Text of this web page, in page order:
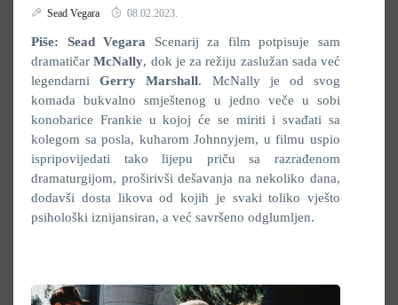
Sead Vegara 08.02.2023.
Piše: Sead Vegara Scenarij za film potpisuje sam
dramatičarMcNally, dok je za režiju zaslužan sada već
legendarniGerry Marshall. McNally je od svog
komada bukvalno smještenog u jedno veče u sobi
konobarice Frankie u kojoj će se miriti i svađati sa
kolegom sa posla, kuharom Johnnyjem, u filmu uspio
ispripovijedati tako lijepu priču sa razrađenom
dramaturgijom, proširivši dešavanja na nekoliko dana,
dodavši dosta likova od kojih je svaki toliko vješto
psihološki iznijansiran, a već savršeno odglumljen.